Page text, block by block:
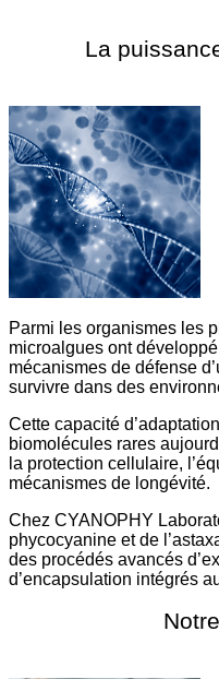
La
Parmi les organismes les
microalgues ont
mécanismes de défense
survivre dans des
Cette capacité
biomolécules rares
la protection cellulaire,
mécanismes de longévité.
Chez CYANOPHY
phycocyanine et de
des procédés avancés
d’encapsulation intégrés